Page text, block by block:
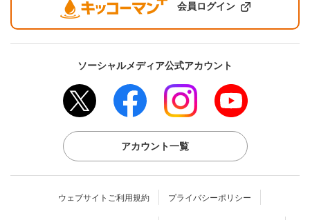
会員ログイン
ソーシャルメディア公式アカウント
アカウント一覧
ウェブサイトご利用規約 プライバシーポリシー